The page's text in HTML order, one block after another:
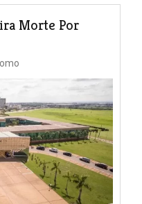
Morte Por